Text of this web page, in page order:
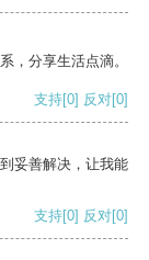
，分享生活点滴。
支持[0] 反对[0]
妥善解决，让我能
支持[0] 反对[0]